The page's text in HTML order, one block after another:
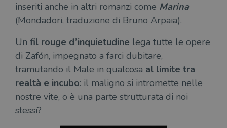
inseriti anche in altri romanzi come Marina
(Mondadori, traduzione di Bruno Arpaia).
Un fil rouge d’inquietudine lega tutte le opere
di Zafón, impegnato a farci dubitare,
tramutando il Male in qualcosa al limite tra
realtà e incubo: il maligno si intromette nelle
nostre vite, o è una parte strutturata di noi
stessi?